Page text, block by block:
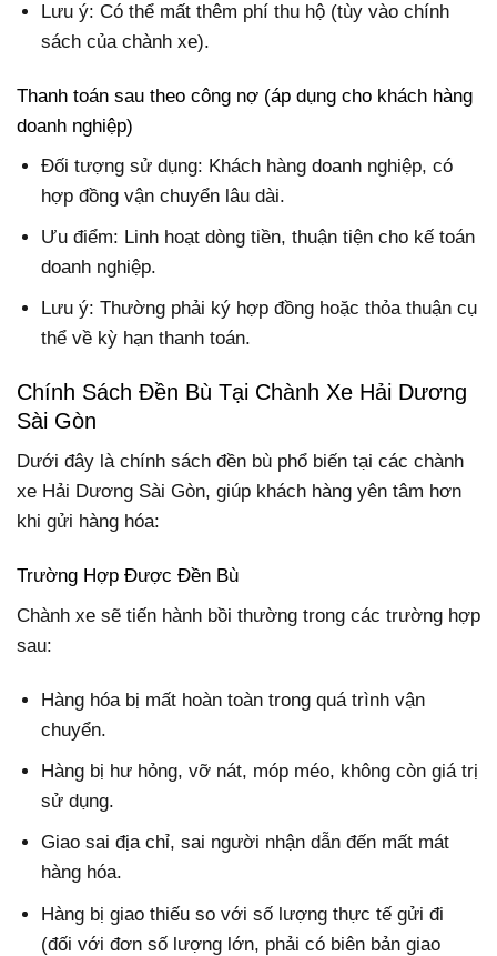
Lưu ý: Có thể mất thêm phí thu hộ (tùy vào chính
sách của chành xe).
Thanh toán sau theo công nợ (áp dụng cho khách hàng
doanh nghiệp)
Đối tượng sử dụng: Khách hàng doanh nghiệp, có
hợp đồng vận chuyển lâu dài.
Ưu điểm: Linh hoạt dòng tiền, thuận tiện cho kế toán
doanh nghiệp.
Lưu ý: Thường phải ký hợp đồng hoặc thỏa thuận cụ
thể về kỳ hạn thanh toán.
Chính Sách Đền Bù Tại Chành Xe Hải Dương
Sài Gòn
Dưới đây là chính sách đền bù phổ biến tại các chành
xe Hải Dương Sài Gòn, giúp khách hàng yên tâm hơn
khi gửi hàng hóa:
Trường Hợp Được Đền Bù
Chành xe sẽ tiến hành bồi thường trong các trường hợp
sau:
Hàng hóa bị mất hoàn toàn trong quá trình vận
chuyển.
Hàng bị hư hỏng, vỡ nát, móp méo, không còn giá trị
sử dụng.
Giao sai địa chỉ, sai người nhận dẫn đến mất mát
hàng hóa.
Hàng bị giao thiếu so với số lượng thực tế gửi đi
(đối với đơn số lượng lớn, phải có biên bản giao